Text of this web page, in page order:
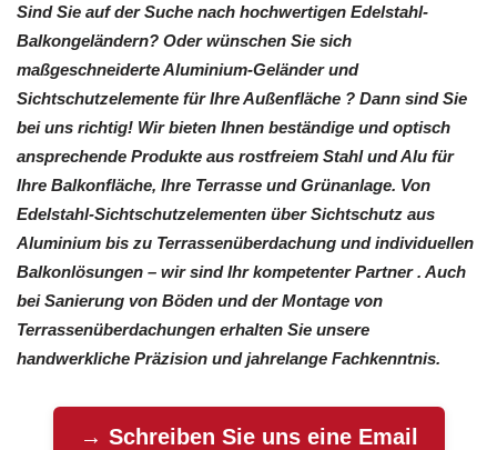
Sind Sie auf der Suche nach hochwertigen Edelstahl-
Balkongeländern? Oder wünschen Sie sich
maßgeschneiderte Aluminium-Geländer und
Sichtschutzelemente für Ihre Außenfläche ? Dann sind Sie
bei uns richtig! Wir bieten Ihnen beständige und optisch
ansprechende Produkte aus rostfreiem Stahl und Alu für
Ihre Balkonfläche, Ihre Terrasse und Grünanlage. Von
Edelstahl-Sichtschutzelementen über Sichtschutz aus
Aluminium bis zu Terrassenüberdachung und individuellen
Balkonlösungen – wir sind Ihr kompetenter Partner . Auch
bei Sanierung von Böden und der Montage von
Terrassenüberdachungen erhalten Sie unsere
handwerkliche Präzision und jahrelange Fachkenntnis.
→ Schreiben Sie uns eine Email